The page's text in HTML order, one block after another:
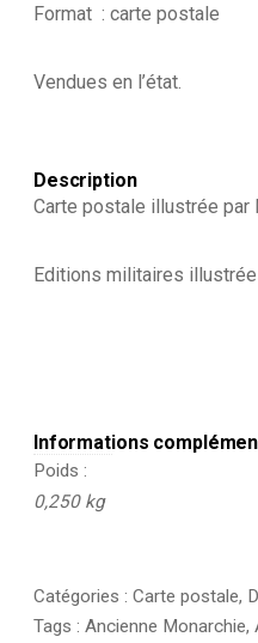
Format : carte postale
Vendues en l’état.
Description
Carte postale illustrée par
Editions militaires
Informations
Poids
0,250 kg
Catégories : Carte postale,
Tags : Ancienne Monarchie,